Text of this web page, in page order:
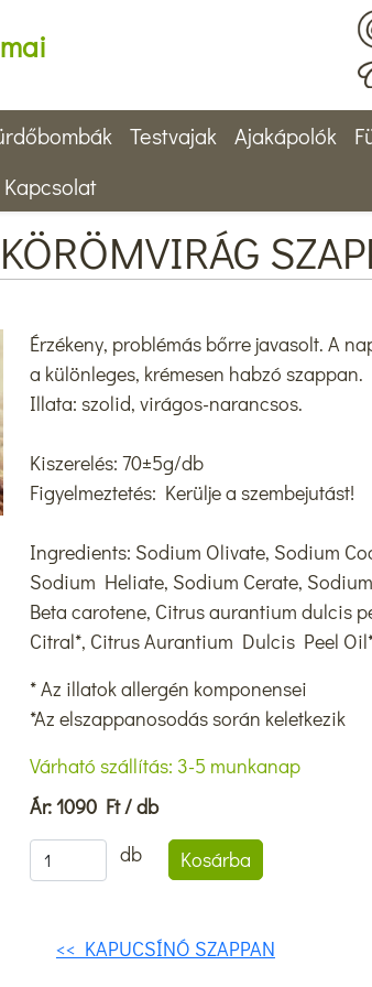
Testvajak Ajakápolók
Kapcsolat
KÖRÖMVIRÁG
Érzékeny, problémás bőrre javasolt. A
a különleges, krémesen habzó szappan.
Illata: szolid, virágos-narancsos.
Kiszerelés: 70±5g/db
Figyelmeztetés: Kerülje a szembejutást!
Ingredients: Sodium Olivate, Sodium
Sodium Heliate, Sodium Cerate,
Beta carotene, Citrus aurantium dulcis
Citral*, Citrus Aurantium Dulcis Peel
* Az illatok allergén komponensei
*Az elszappanosodás során keletkezik
Várható szállítás: 3-5 munkanap
Ár: 1090 Ft / db
db
Kosárba
<< KAPUCSÍNÓ SZAPPAN